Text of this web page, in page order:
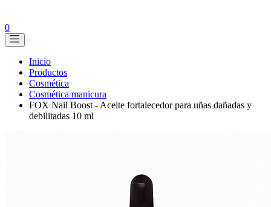
0
Inicio
Productos
Cosmética
Cosmética manicura
FOX Nail Boost - Aceite fortalecedor para uñas dañadas y
debilitadas 10 ml